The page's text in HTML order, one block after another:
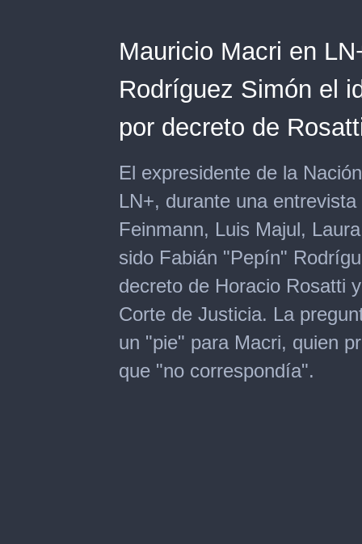
Mauricio Macri en
Rodríguez Simón el
por decreto de
El expresidente de la
LN+, durante una
Feinmann, Luis Majul,
sido Fabián "Pepín"
decreto de Horacio Rosatti
Corte de Justicia. La
un "pie" para Macri, quien
que "no correspondía".